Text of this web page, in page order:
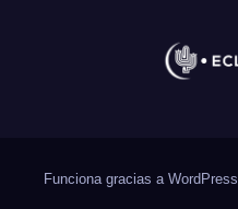
Funciona gracias a WordPress